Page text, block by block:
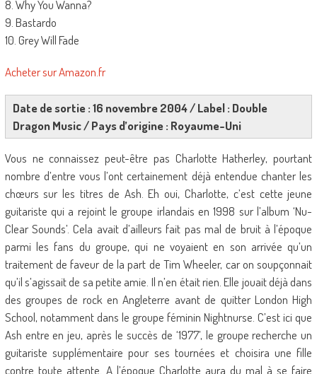
8. Why You Wanna?
9. Bastardo
10. Grey Will Fade
Acheter sur Amazon.fr
Date de sortie : 16 novembre 2004 / Label : Double
Dragon Music / Pays d’origine : Royaume-Uni
Vous ne connaissez peut-être pas Charlotte Hatherley, pourtant
nombre d’entre vous l’ont certainement déjà entendue chanter les
chœurs sur les titres de Ash. Eh oui, Charlotte, c’est cette jeune
guitariste qui a rejoint le groupe irlandais en 1998 sur l’album ‘Nu-
Clear Sounds’. Cela avait d’ailleurs fait pas mal de bruit à l’époque
parmi les fans du groupe, qui ne voyaient en son arrivée qu’un
traitement de faveur de la part de Tim Wheeler, car on soupçonnait
qu’il s’agissait de sa petite amie. Il n’en était rien. Elle jouait déjà dans
des groupes de rock en Angleterre avant de quitter London High
School, notamment dans le groupe féminin Nightnurse. C’est ici que
Ash entre en jeu, après le succès de ‘1977’, le groupe recherche un
guitariste supplémentaire pour ses tournées et choisira une fille
contre toute attente. A l’époque Charlotte aura du mal à se faire